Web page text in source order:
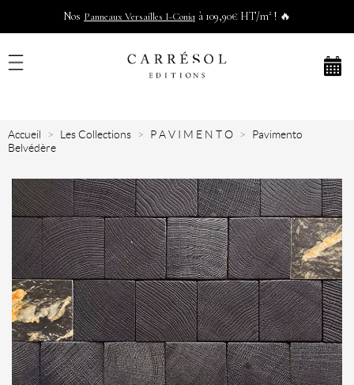
Nos Panneaux Versailles I-Coniq à 109,90€ HT/m² ! 🔥
Accueil Les Collections P A V I M E N T O
Pavimento
Belvédère